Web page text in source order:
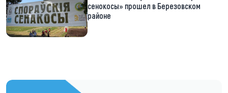
сенокосы» прошел в Березовском
районе
https://t.me/minskctvby